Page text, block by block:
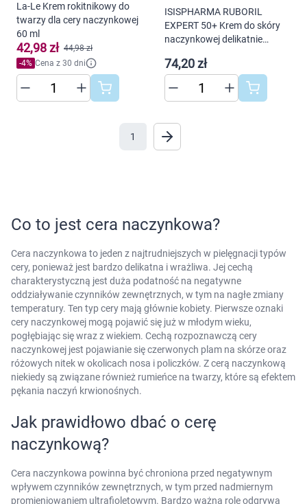
dostosowania zawartości serwisu do Twoich
naszejpolityce prywatności. Możesz określić
warunki przechowywania lub dostępu do
cookies poprzez kliknięcie przycisku
"Ustawienia" lub możesz zaakceptować
ustawienia wszystkich cookies klikając
AKCEPTUJĘ WSZYSTKIE
La-Le Krem rokitnikowy do
twarzy dla cery naczynkowej
60 ml
42,98 zł 44,98 zł
-4% Cena z 30 dni
ISISPHARMA RUBORIL
EXPERT 50+ Krem do skóry
naczynkowej delikatnie
74,20 zł
1
Co to jest cera naczynkowa?
Cera naczynkowa to jeden z najtrudniejszych w pielęgnacji typów
cery, ponieważ jest bardzo delikatna i wrażliwa. Jej cechą
charakterystyczną jest duża podatność na negatywne
oddziaływanie czynników zewnętrznych, w tym na nagłe zmiany
temperatury. Ten typ cery mają głównie kobiety. Pierwsze oznaki
cery naczynkowej mogą pojawić się już w młodym wieku,
pogłębiając się wraz z wiekiem. Cechą rozpoznawczą cery
naczynkowej jest pojawianie się czerwonych plam na skórze oraz
różowych nitek w okolicach nosa i policzków. Z cerą naczynkową
niekiedy są związane również rumieńce na twarzy, które są efektem
pękania naczyń krwionośnych.
Jak prawidłowo dbać o cerę
naczynkową?
Cera naczynkowa powinna być chroniona przed negatywnym
wpływem czynników zewnętrznych, w tym przed nadmiernym
promieniowaniem ultrafioletowym. Bardzo ważną rolę odgrywa